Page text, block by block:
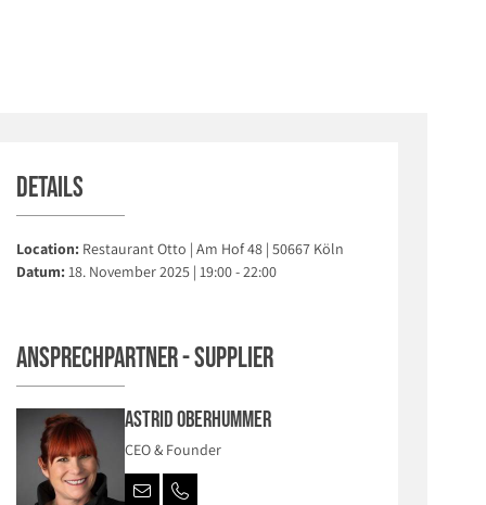
Details
Location: Restaurant Otto | Am Hof 48 | 50667 Köln
Datum:
18. November 2025 | 19:00 - 22:00
Ansprechpartner - Supplier
Astrid Oberhummer
CEO & Founder